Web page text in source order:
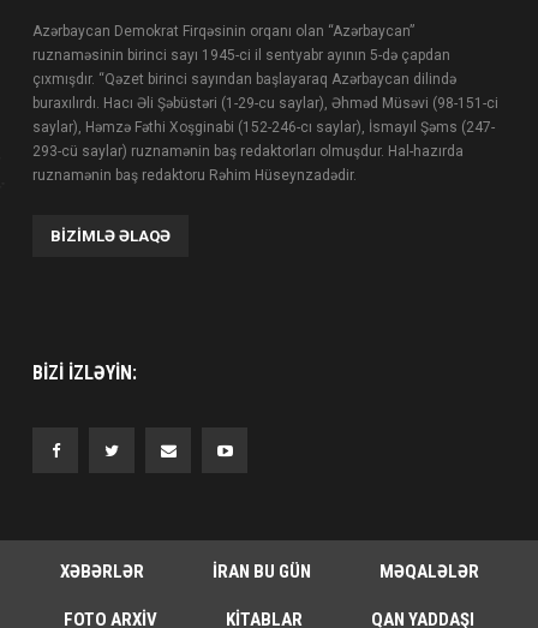
Azərbaycan Demokrat Firqəsinin orqanı olan “Azərbaycan”
ruznaməsinin birinci sayı 1945-ci il sentyabr ayının 5-də çapdan
çıxmışdır. “Qəzet birinci sayından başlayaraq Azərbaycan dilində
buraxılırdı. Hacı Əli Şəbüstəri (1-29-cu saylar), Əhməd Müsəvi (98-151-ci
saylar), Həmzə Fəthi Xoşginabi (152-246-cı saylar), İsmayıl Şəms (247-
293-cü saylar) ruznamənin baş redaktorları olmuşdur. Hal-hazırda
ruznamənin baş redaktoru Rəhim Hüseynzadədir.
BIZIMLƏ ƏLAQƏ
BIZI IZLƏYIN:
XƏBƏRLƏR İRAN BU GÜN MƏQALƏLƏR
FOTO ARXIV KITABLAR QAN YADDAŞI